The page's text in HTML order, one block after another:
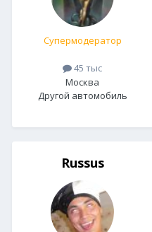
Супермодератор
45 тыс
Москва
Другой автомобиль
Russus